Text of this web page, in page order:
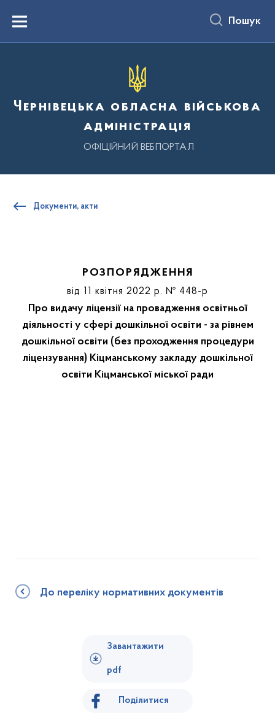
вмістуMenu Пошук
Чернівецька обласна військова
адміністрація
ОФІЦІЙНИЙ ВЕБПОРТАЛ
Документи, акти
РОЗПОРЯДЖЕННЯ
від 11 квітня 2022 р. № 448-р
Про видачу ліцензії на провадження освітньої
діяльності у сфері дошкільної освіти - за рівнем
дошкільної освіти (без проходження процедури
ліцензування) Кіцманському закладу дошкільної
освіти Кіцманської міської ради
До переліку нормативних документів
Завантажити
pdf
Поділитися